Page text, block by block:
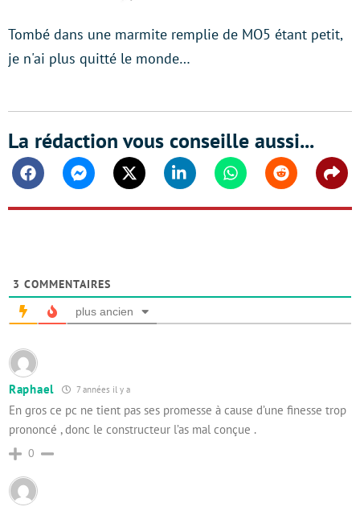
Tombé dans une marmite remplie de MO5 étant petit,
je n'ai plus quitté le monde…
La rédaction vous conseille aussi...
FacebookMessengerTwitter Linkedin WhatsappReddit
3 COMMENTAIRES
plus ancien
Raphael 7 années il y a
En gros ce pc ne tient pas ses promesse à cause d’une finesse trop
prononcé , donc le constructeur l’as mal conçue .
0